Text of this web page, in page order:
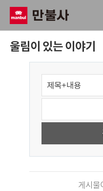
울림이 있는 이야기
게시물